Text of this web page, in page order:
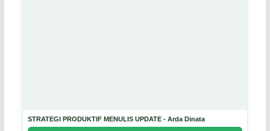
STRATEGI PRODUKTIF MENULIS UPDATE - Arda Dinata